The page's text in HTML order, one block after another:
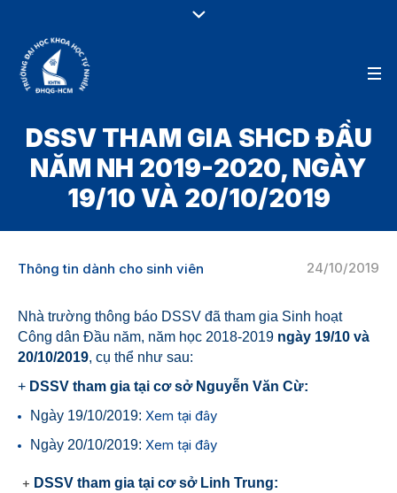
DSSV THAM GIA SHCD ĐẦU
NĂM NH 2019-2020, NGÀY
19/10 VÀ 20/10/2019
24/10/2019
Thông tin dành cho sinh viên
Nhà trường thông báo DSSV đã tham gia Sinh hoạt
Công dân Đầu năm, năm học 2018-2019 ngày 19/10 và
20/10/2019, cụ thể như sau:
+ DSSV tham gia tại cơ sở Nguyễn Văn Cừ:
Ngày 19/10/2019: Xem tại đây
Ngày 20/10/2019: Xem tại đây
+ DSSV tham gia tại cơ sở Linh Trung: